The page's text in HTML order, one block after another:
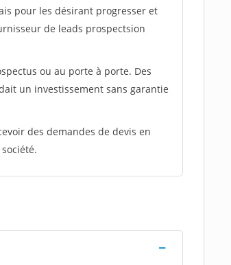
pour les désirant progresser et
de leads prospectsion
ou au porte à porte. Des
un investissement sans garantie
des demandes de devis en